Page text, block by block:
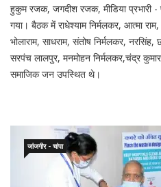
हुकुम रजक, जगदीश रजक, मीडिया प्रभारी -
गया। बैठक में राधेश्याम निर्मलकर, आत्मा
भोलाराम, साधराम, संतोष निर्मलकर,
सरपंच लालपुर, मनमोहन निर्मलकर,चंद्र
समाजिक जन उपस्थित थे।
जांजगीर - चांपा